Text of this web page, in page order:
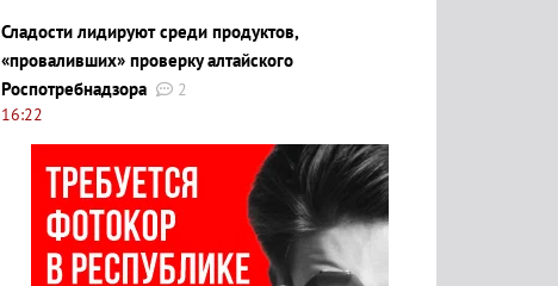
Сладости лидируют среди продуктов,
«проваливших» проверку алтайского
Роспотребнадзора
2
16:22